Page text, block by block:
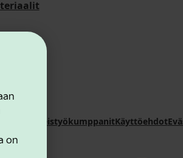
on
YhteistyökumppanitKäyttöehdot